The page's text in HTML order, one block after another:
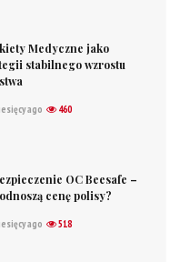
Medyczne jako
stabilnego wzrostu
ago 460
OC Beesafe –
cenę polisy?
ago 518